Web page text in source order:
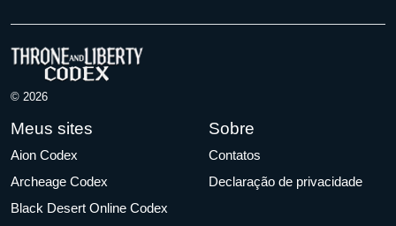
© 2026
Meus sites
Aion Codex
Archeage Codex
Black Desert Online Codex
Sobre
Contatos
Declaração de privacidade